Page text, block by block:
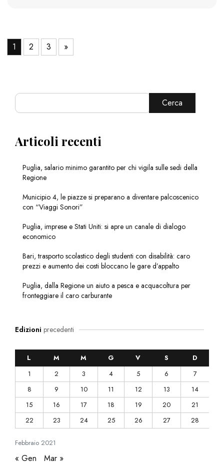
1 2 3 »
Cerca
Articoli recenti
Puglia, salario minimo garantito per chi vigila sulle sedi della
Regione
Municipio 4, le piazze si preparano a diventare palcoscenico
con “Viaggi Sonori”
Puglia, imprese e Stati Uniti: si apre un canale di dialogo
economico
Bari, trasporto scolastico degli studenti con disabilità: caro
prezzi e aumento dei costi bloccano le gare d’appalto
Puglia, dalla Regione un aiuto a pesca e acquacoltura per
fronteggiare il caro carburante
Edizioni precedenti
Febbraio 2021
L M M G V S
D
1
2 3 4 5 6
7
8
9 10 11 12 13
14
15
16 17 18 19 20
21
22
23 24 25 26 27 28
« Gen Mar »